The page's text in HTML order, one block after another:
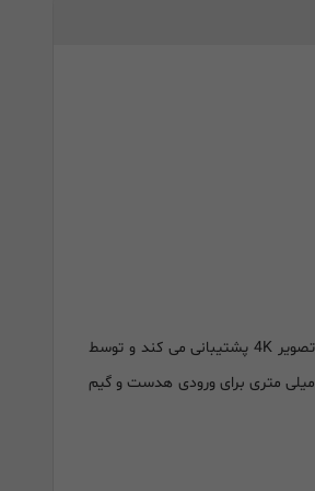
کارت کپچر JVA04 محصول شرکت J5create یک کارت کپچر یا گیم کپچر با استاندارد UVC و UAC است که برای گیمرهای و استریمرها کاربرد دارد. این کارت کپچر از کیفیت تصویر 4K پشتیبانی می کند و توسط
پورت USB Type C به کامپیوتر و لپتاپ متصل می شود. این کارت نیازی به نصب درایور و نرم افزار ندارد . این کارت دارای یک ورودی HDMI و یک خروجی HDMI و یک جک 3.5 میلی متری برای ورودی هدست و گیم